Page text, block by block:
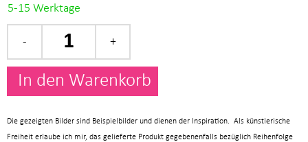
5-15 Werktage
In den Warenkorb
Die gezeigten Bilder sind Beispielbilder und dienen der Inspiration. Als künstlerische
Freiheit erlaube ich mir, das gelieferte Produkt gegebenenfalls bezüglich Reihenfolge